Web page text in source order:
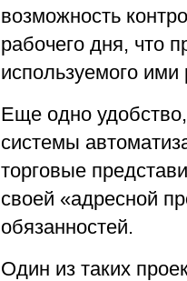
возможность
рабочего дня, что
используемого
Еще одно
системы
торговые
своей «адресной
обязанностей.
Один из таких